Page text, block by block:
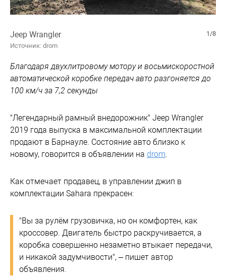
1/8
Jeep Wrangler
Источник: drom
Благодаря двухлитровому мотору и восьмискоростной
автоматической коробке передач авто разгоняется до
100 км/ч за 7,2 секунды
"Легендарный рамный внедорожник" Jeep Wrangler
2019 года выпуска в максимальной комплектации
продают в Барнауле. Состояние авто близко к
новому, говорится в объявлении на drom.
Как отмечает продавец, в управлении джип в
комплектации Sahara прекрасен:
"Вы за рулём грузовичка, но он комфортен, как
кроссовер. Двигатель быстро раскручивается, а
коробка совершенно незаметно втыкает передачи,
и никакой задумчивости", – пишет автор
объявления.